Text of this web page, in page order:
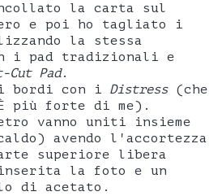
incollato la carta sul
e poi ho tagliato i
la stessa
i pad tradizionali e
Cut Pad.
i bordi con i Distress(che
più forte di me).
vanno uniti insieme
avendo l'accortezza
superiore libera
la foto e un
di acetato.